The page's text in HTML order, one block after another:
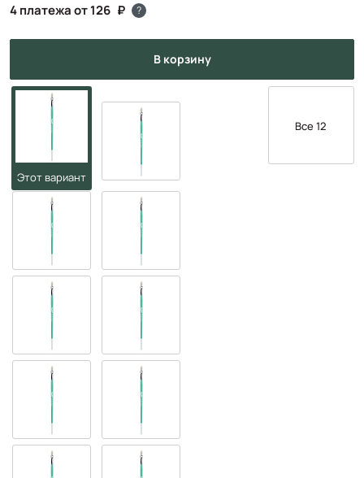
4 платежа от 126 ?
в корзину
Все 12